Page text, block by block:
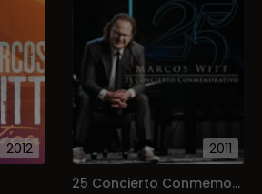
2012
2011
25 Concierto Conmemorativo